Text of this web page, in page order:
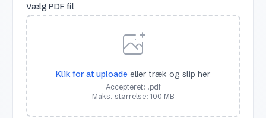
Vælg PDF fil
Klik for at uploade eller træk og slip her
Accepteret: .pdf
Maks. størrelse: 100 MB